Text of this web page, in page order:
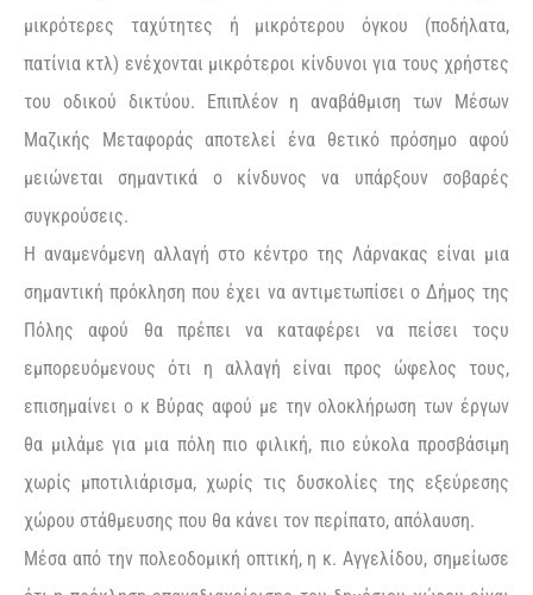
μικρότερες ταχύτητες ή μικρότερου όγκου (ποδήλατα,
πατίνια κτλ) ενέχονται μικρότεροι κίνδυνοι για τους χρήστες
του οδικού δικτύου. Επιπλέον η αναβάθμιση των Μέσων
Μαζικής Μεταφοράς αποτελεί ένα θετικό πρόσημο αφού
μειώνεται σημαντικά ο κίνδυνος να υπάρξουν σοβαρές
συγκρούσεις.
Η αναμενόμενη αλλαγή στο κέντρο της Λάρνακας είναι μια
σημαντική πρόκληση που έχει να αντιμετωπίσει ο Δήμος της
Πόλης αφού θα πρέπει να καταφέρει να πείσει τοςυ
εμπορευόμενους ότι η αλλαγή είναι προς ώφελος τους,
επισημαίνει ο κ Βύρας αφού με την ολοκλήρωση των έργων
θα μιλάμε για μια πόλη πιο φιλική, πιο εύκολα προσβάσιμη
χωρίς μποτιλιάρισμα, χωρίς τις δυσκολίες της εξεύρεσης
χώρου στάθμευσης που θα κάνει τον περίπατο, απόλαυση.
Μέσα από την πολεοδομική οπτική, η κ. Αγγελίδου, σημείωσε